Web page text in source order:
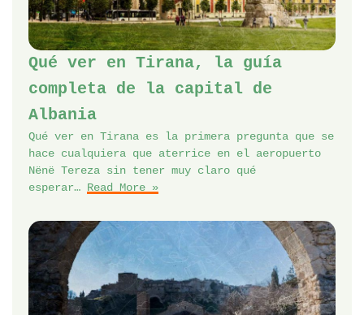
Qué ver en Tirana, la guía
completa de la capital de
Albania
Qué ver en Tirana es la primera pregunta que se
hace cualquiera que aterrice en el aeropuerto
Nënë Tereza sin tener muy claro qué
esperar… Read More »